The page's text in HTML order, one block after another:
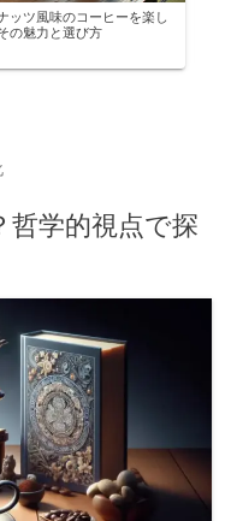
ッツ風味のコーヒーを楽し
の魅力と選び方
哲学的視点で探